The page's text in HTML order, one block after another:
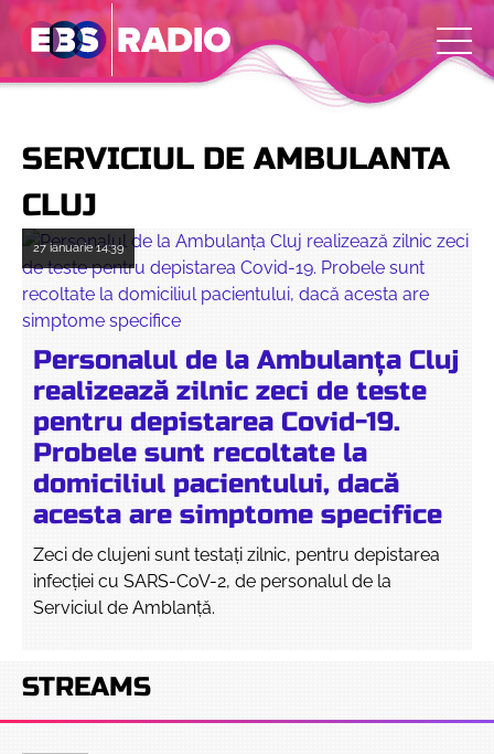
SERVICIUL DE AMBULANTA
CLUJ
27 ianuarie14:39
Personalul de la Ambulanța Cluj
realizează zilnic zeci de teste
pentru depistarea Covid-19.
Probele sunt recoltate la
domiciliul pacientului, dacă
acesta are simptome specifice
Zeci de clujeni sunt testați zilnic, pentru depistarea
infecției cu SARS-CoV-2, de personalul de la
Serviciul de Amblanță.
STREAMS